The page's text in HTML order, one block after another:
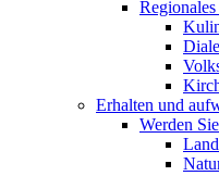
Erhalten und
Werden